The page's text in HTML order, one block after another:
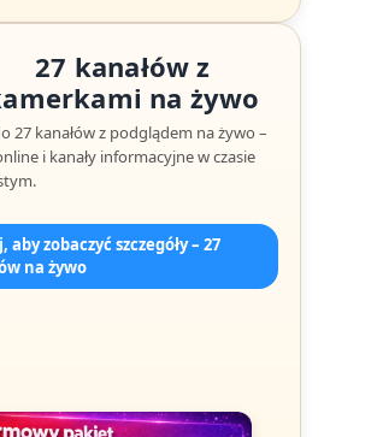
27 kanałów z
na żywo
27 kanałów z podglądem na żywo –
i kanały informacyjne w czasie
aby zobaczyć szczegóły – 27
na żywo